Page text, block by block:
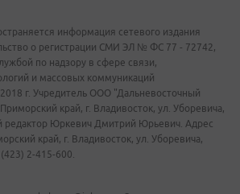
информация сетевого издания
о регистрации СМИ ЭЛ № ФС 77 - 72742,
по надзору в сфере связи,
и массовых коммуникаций
г. Учредитель ООО "Дальневосточный
край, г. Владивосток, ул. Уборевича,
редактор Юркевич Дмитрий Юрьевич. Адрес
край, г. Владивосток, ул. Уборевича,
2-415-600.